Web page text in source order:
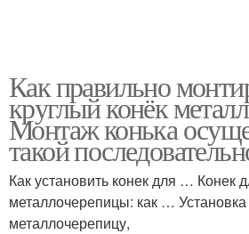
Как правильно
круглый конёк
Монтаж конька
такой
Как установить конек для … Конек
металлочерепицы: как … Установка
металлочерепицу,